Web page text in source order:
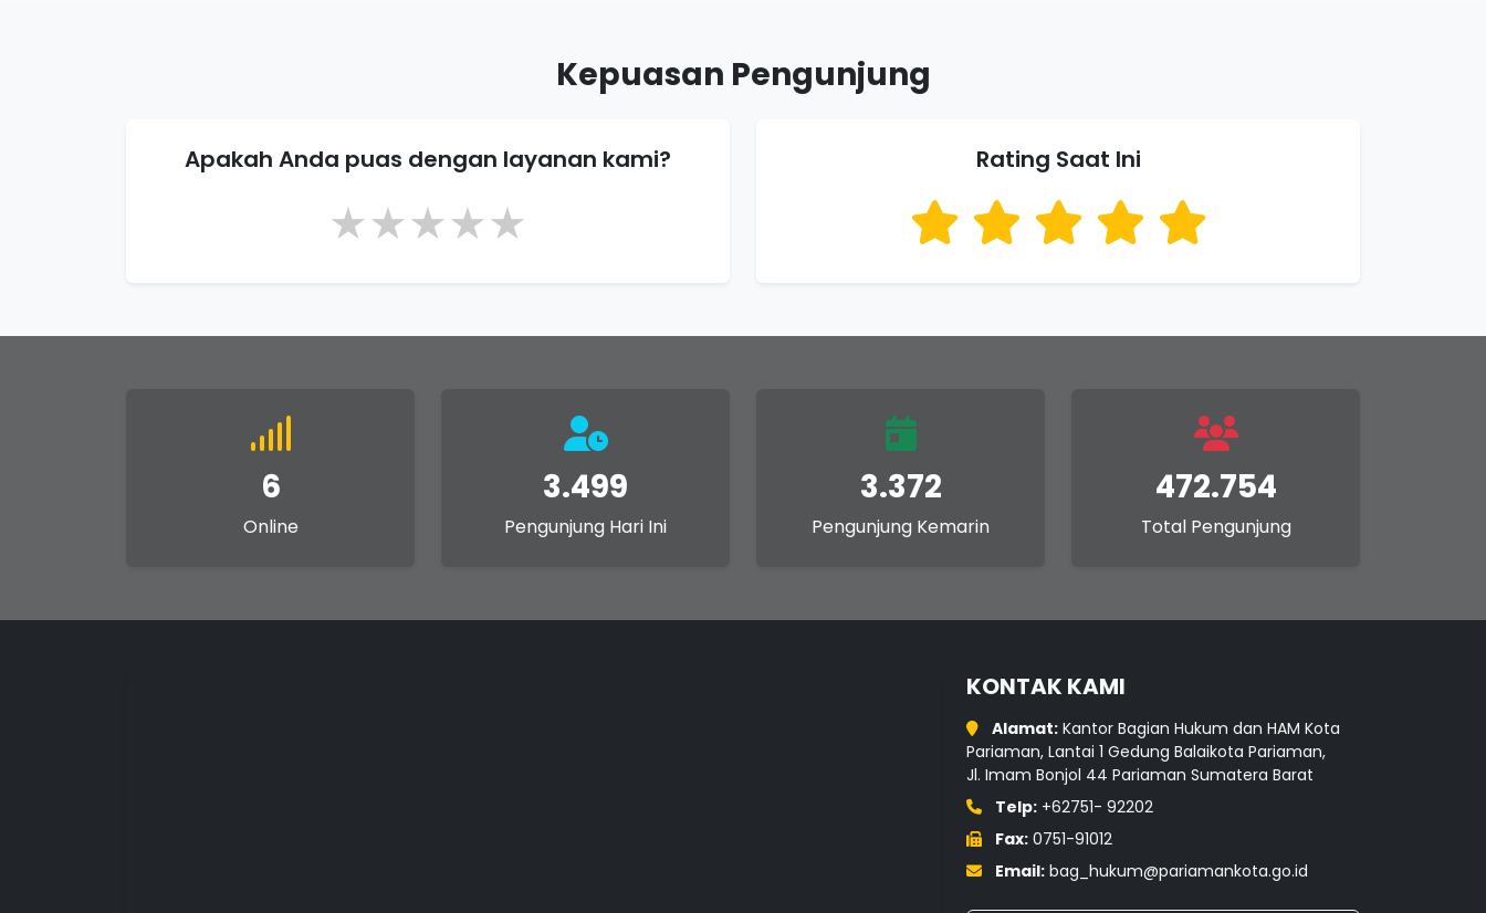
Kepuasan Pengunjung
Apakah Anda puas dengan layanan kami?
★
★
★
★
★
Rating Saat Ini
6
Online
3.499
Pengunjung Hari Ini
3.372
Pengunjung Kemarin
472.754
Total Pengunjung
KONTAK KAMI
Alamat: Kantor Bagian Hukum dan HAM Kota
Pariaman, Lantai 1 Gedung Balaikota Pariaman,
Jl. Imam Bonjol 44 Pariaman Sumatera Barat
Telp: +62751- 92202
Fax: 0751-91012
Email: bag_hukum@pariamankota.go.id